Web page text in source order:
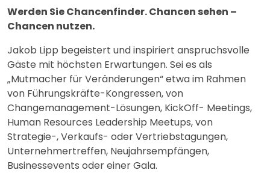
Werden Sie Chancenfinder. Chancen sehen –
Chancen nutzen.
Jakob Lipp begeistert und inspiriert anspruchsvolle
Gäste mit höchsten Erwartungen. Sei es als
„Mutmacher für Veränderungen“ etwa im Rahmen
von Führungskräfte-Kongressen, von
Changemanagement-Lösungen, KickOff- Meetings,
Human Resources Leadership Meetups, von
Strategie-, Verkaufs- oder Vertriebstagungen,
Unternehmertreffen, Neujahrsempfängen,
Businessevents oder einer Gala.